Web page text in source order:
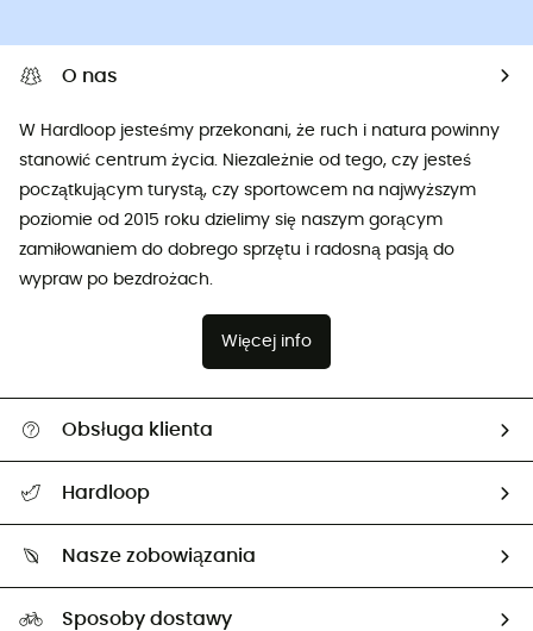
O nas
W Hardloop jesteśmy przekonani, że ruch i natura powinny
stanowić centrum życia. Niezależnie od tego, czy jesteś
początkującym turystą, czy sportowcem na najwyższym
poziomie od 2015 roku dzielimy się naszym gorącym
zamiłowaniem do dobrego sprzętu i radosną pasją do
wypraw po bezdrożach.
Więcej info
Obsługa klienta
Zwrot artykułów i zwrot środków
Hardloop
Ambasadorzy
Nasze zobowiązania
Sposoby dostawy